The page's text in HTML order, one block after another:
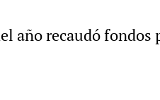
año recaudó fondos